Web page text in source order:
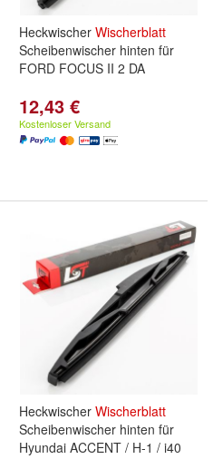
Heckwischer Wischerblatt
Scheibenwischer hinten für
FORD FOCUS II 2 DA
12,43 €
Kostenloser Versand
Heckwischer Wischerblatt
Scheibenwischer hinten für
Hyundai ACCENT / H-1 / i40